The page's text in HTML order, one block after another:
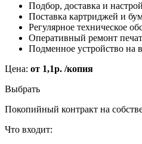
Подбор, доставка и
Поставка картриджей и
Регулярное техническое
Оперативный ремонт
Подменное устройство на
Цена: от 1,1р. /копия
Выбрать
Покопийный контракт на
Что входит: